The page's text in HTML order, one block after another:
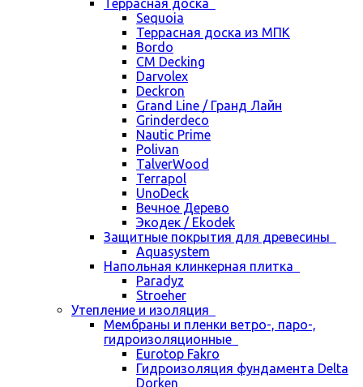
Террасная доска
Sequoia
Террасная доска из МПК
Bordo
CM Decking
Darvolex
Deckron
Grand Line / Гранд Лайн
Grinderdeco
Nautic Prime
Polivan
TalverWood
Terrapol
UnoDeck
Вечное Дерево
Экодек / Ekodek
Защитные покрытия для древесины
Aquasystem
Напольная клинкерная плитка
Paradyz
Stroeher
Утепление и изоляция
Мембраны и пленки ветро-, паро-,
гидроизоляционные
Eurotop Fakro
Гидроизоляция фундамента Delta
Dorken